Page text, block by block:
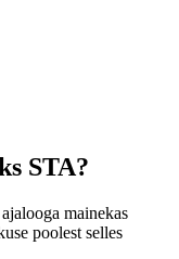
STA?
mainekas
poolest selles